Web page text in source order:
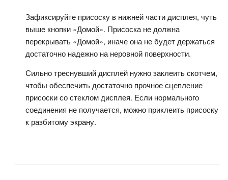
Зафиксируйте присоску в нижней части дисплея, чуть
выше кнопки «Домой». Присоска не должна
перекрывать «Домой», иначе она не будет держаться
достаточно надежно на неровной поверхности.
Сильно треснувший дисплей нужно заклеить скотчем,
чтобы обеспечить достаточно прочное сцепление
присоски со стеклом дисплея. Если нормального
соединения не получается, можно приклеить присоску
к разбитому экрану.